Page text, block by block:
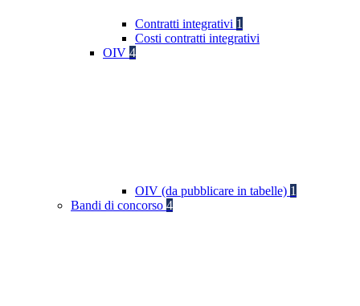
Contratti integrativi 1
Costi contratti integrativi
OIV 4
OIV (da pubblicare in tabelle) 1
Bandi di concorso 4